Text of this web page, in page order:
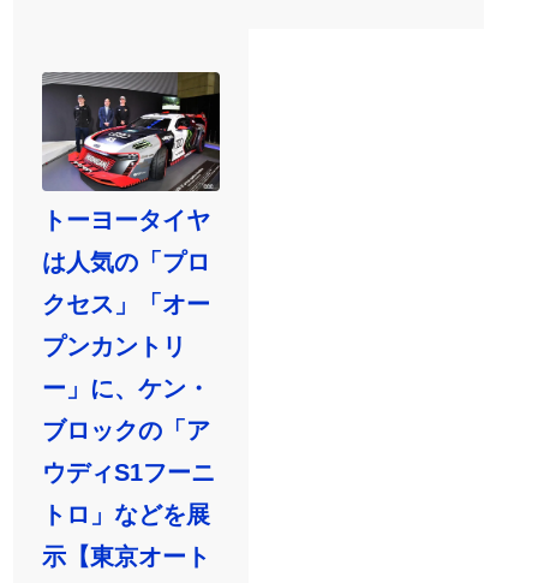
トーヨータイヤ
は人気の「プロ
クセス」「オー
プンカントリ
ー」に、ケン・
ブロックの「ア
ウディS1フーニ
トロ」などを展
示【東京オート